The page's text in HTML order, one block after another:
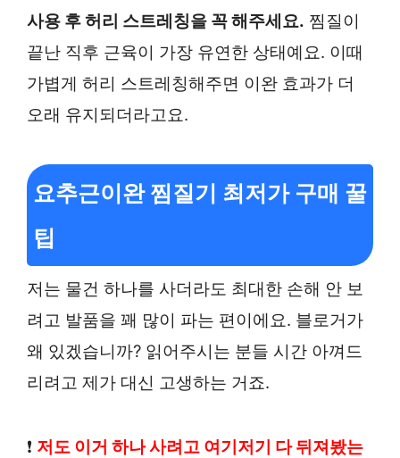
사용 후 허리 스트레칭을 꼭 해주세요. 찜질이
끝난 직후 근육이 가장 유연한 상태예요. 이때
가볍게 허리 스트레칭해주면 이완 효과가 더
오래 유지되더라고요.
요추근이완 찜질기 최저가 구매 꿀
팁
저는 물건 하나를 사더라도 최대한 손해 안 보
려고 발품을 꽤 많이 파는 편이에요. 블로거가
왜 있겠습니까? 읽어주시는 분들 시간 아껴드
리려고 제가 대신 고생하는 거죠.
❗ 저도 이거 하나 사려고 여기저기 다 뒤져봤는